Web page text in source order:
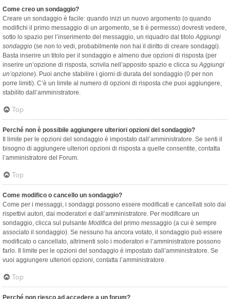
Come creo un sondaggio?
Creare un sondaggio è facile: quando inizi un nuovo argomento (o quando
modifichi il primo messaggio di un argomento, se ti è permesso) dovresti vedere,
sotto lo spazio per l’inserimento del messaggio, un riquadro dal titoloAggiungi
sondaggio (se non lo vedi, probabilmente non hai il diritto di creare sondaggi).
Basta inserire un titolo per il sondaggio e almeno due opzioni di risposta (per
inserire un’opzione di risposta, scrivila nell’apposito spazio e clicca suAggiungi
un’opzione). Puoi anche stabilire i giorni di durata del sondaggio (0 per non
porre limiti). C’è un limite al numero di opzioni di risposta che puoi aggiungere,
stabilito dall’amministratore.
Top
Perché non è possibile aggiungere ulteriori opzioni del sondaggio?
Il limite per le opzioni del sondaggio è impostato dall’amministratore. Se senti il
bisogno di aggiungere ulteriori opzioni di risposta a quelle consentite, contatta
l’amministratore del Forum.
Top
Come modifico o cancello un sondaggio?
Come per i messaggi, i sondaggi possono essere modificati e cancellati solo dai
rispettivi autori, dai moderatori e dall’amministratore. Per modificare un
sondaggio, clicca sul pulsante Modifica del primo messaggio (a cui è sempre
associato il sondaggio). Se nessuno ha ancora votato, il sondaggio può essere
modificato o cancellato, altrimenti solo i moderatori e l’amministratore possono
farlo. Il limite per le opzioni del sondaggio è impostato dall’amministratore. Se
vuoi aggiungere ulteriori opzioni, contatta l’amministratore.
Top
Perché non riesco ad accedere a un forum?